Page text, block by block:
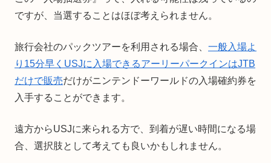
ですが、当選することはほぼ考えられません。
旅行会社のパックツアーを利用される場合、 一般入場よ
り15分早くUSJに入場できるアーリーパークインはJTB
だけで販売だけがニンテンドーワールドの入場確約券を
入手することができます。
遠方からUSJに来られる方で、到着が遅い時間になる場
合、選択肢として考えても良いかもしれません。